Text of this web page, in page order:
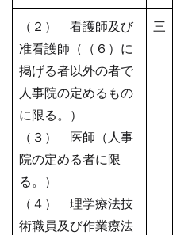
（２） 看護師及び
准看護師（（６）に
掲げる者以外の者で
人事院の定めるもの
に限る。）
（３） 医師（人事
院の定める者に限
る。）
（４） 理学療法技
術職員及び作業療法
三